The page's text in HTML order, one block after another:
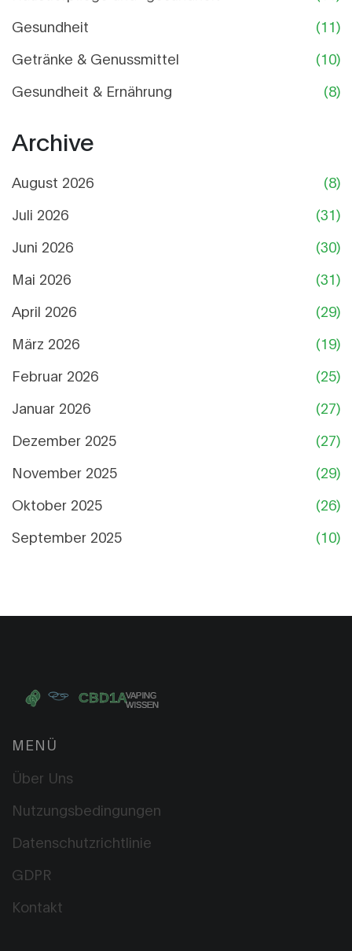
Gesundheit
(11)
Getränke & Genussmittel
(10)
Gesundheit & Ernährung
(8)
Archive
August 2026
(8)
Juli 2026
(31)
Juni 2026
(30)
Mai 2026
(31)
April 2026
(29)
März 2026
(19)
Februar 2026
(25)
Januar 2026
(27)
Dezember 2025
(27)
November 2025
(29)
Oktober 2025
(26)
September 2025
(10)
MENÜ
Über Uns
Nutzungsbedingungen
Datenschutzrichtlinie
GDPR
Kontakt